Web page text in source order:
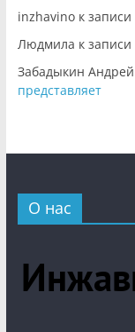
inzhavinoк записи
Людмила к записи
Забадыкин Андрей
представляет
О нас